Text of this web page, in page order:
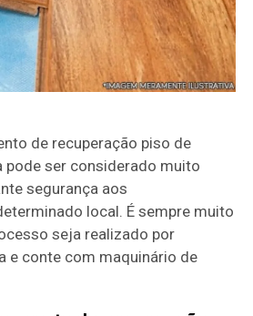
de recuperação piso de
pode ser considerado muito
segurança aos
local. É sempre muito
seja realizado por
e conte com maquinário de